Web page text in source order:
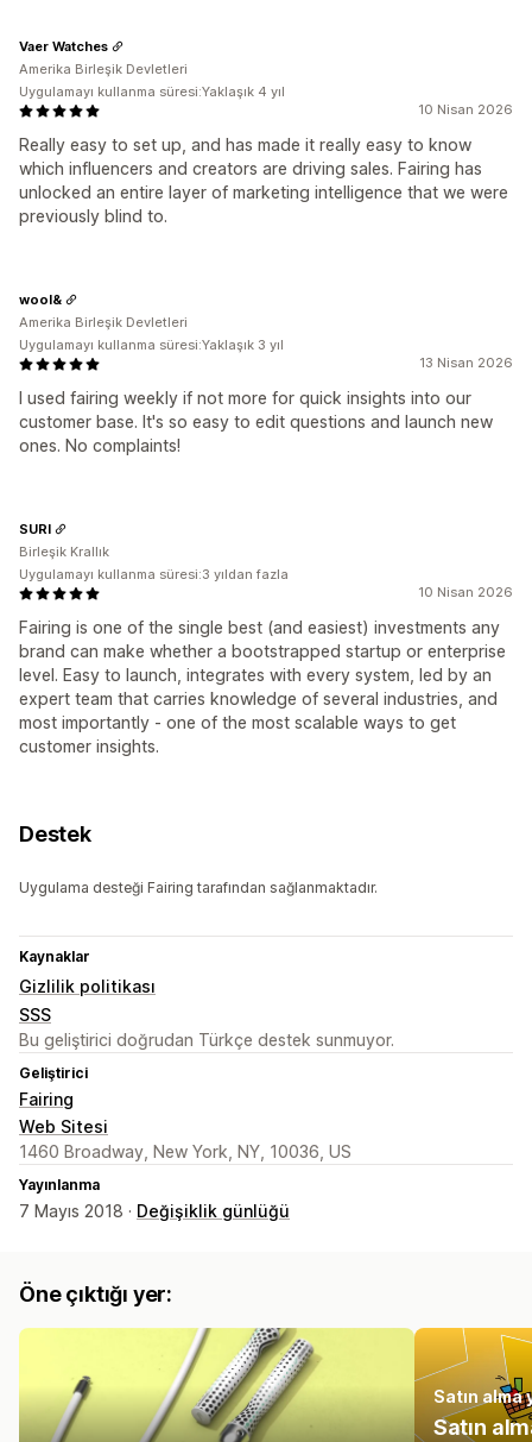
10 Nisan 2026
Really easy to set up, and has made it really easy to know
which influencers and creators are driving sales. Fairing has
unlocked an entire layer of marketing intelligence that we were
previously blind to.
Vaer Watches
Amerika Birleşik Devletleri
Uygulamayı kullanma süresi:Yaklaşık 4 yıl
13 Nisan 2026
I used fairing weekly if not more for quick insights into our
customer base. It's so easy to edit questions and launch new
ones. No complaints!
wool&
Amerika Birleşik Devletleri
Uygulamayı kullanma süresi:Yaklaşık 3 yıl
10 Nisan 2026
Fairing is one of the single best (and easiest) investments any
brand can make whether a bootstrapped startup or enterprise
level. Easy to launch, integrates with every system, led by an
expert team that carries knowledge of several industries, and
most importantly - one of the most scalable ways to get
customer insights.
SURI
Birleşik Krallık
Uygulamayı kullanma süresi:3 yıldan fazla
Destek
Uygulama desteği Fairing tarafından sağlanmaktadır.
Kaynaklar
Gizlilik politikası
SSS
Bu geliştirici doğrudan Türkçe destek sunmuyor.
Geliştirici
Fairing
Web Sitesi
1460 Broadway, New York, NY, 10036, US
Yayınlanma
7 Mayıs 2018 · Değişiklik günlüğü
Öne çıktığı yer:
Satın
Satın